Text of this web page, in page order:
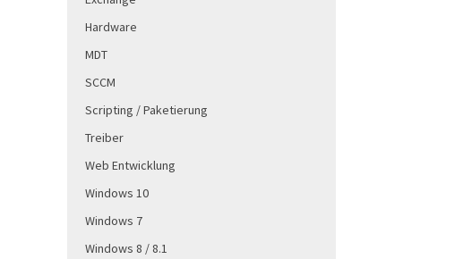
Hardware
MDT
SCCM
Scripting / Paketierung
Treiber
Web Entwicklung
Windows 10
Windows 7
Windows 8 / 8.1